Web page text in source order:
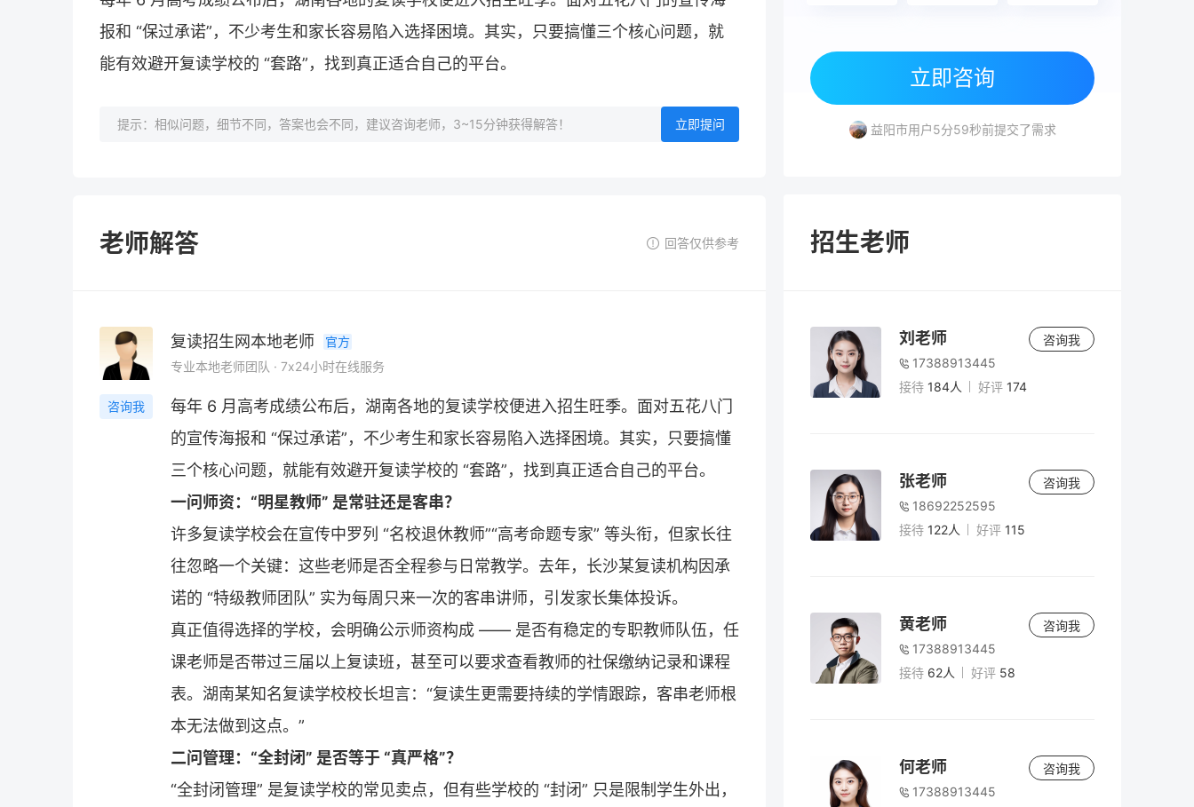
报和 “保过承诺”，不少考生和家长容易陷入选择困境。其实，只要搞懂三个核心问题，就
能有效避开复读学校的 “套路”，找到真正适合自己的平台。
提示：相似问题，细节不同，答案也会不同，建议咨询老师，3~15分钟获得解答！ 立即提问
老师解答 回答仅供参考
咨询我
复读招生网本地老师
官方
专业本地老师团队 · 7x24小时在线服务
每年 6 月高考成绩公布后，湖南各地的复读学校便进入招生旺季。面对五花八门
的宣传海报和 “保过承诺”，不少考生和家长容易陷入选择困境。其实，只要搞懂
三个核心问题，就能有效避开复读学校的 “套路”，找到真正适合自己的平台。
一问师资：“明星教师” 是常驻还是客串？
许多复读学校会在宣传中罗列 “名校退休教师”“高考命题专家” 等头衔，但家长往
往忽略一个关键：这些老师是否全程参与日常教学。去年，长沙某复读机构因承
诺的 “特级教师团队” 实为每周只来一次的客串讲师，引发家长集体投诉。
真正值得选择的学校，会明确公示师资构成 —— 是否有稳定的专职教师队伍，任
课老师是否带过三届以上复读班，甚至可以要求查看教师的社保缴纳记录和课程
表。湖南某知名复读学校校长坦言：“复读生更需要持续的学情跟踪，客串老师根
本无法做到这点。”
二问管理：“全封闭” 是否等于 “真严格”？
“全封闭管理” 是复读学校的常见卖点，但有些学校的 “封闭” 只是限制学生外出，
立即咨询
湘潭市用户3分46秒前提交了需求
岳阳市用户2分5秒前提交了需求
益阳市用户5分59秒前提交了需求
湘潭市用户4分49秒前提交了需求
招生老师
刘老师
17388913445
接待 184人 好评 174
咨询我
张老师
18692252595
接待 122人 好评 115
咨询我
黄老师
17388913445
接待 62人 好评 58
咨询我
何老师
17388913445
咨询我
5小时前
2026年复读怎么办理手续？最全流程与材料
清单（附避坑指南）
高考180分能上什么学校？2026年低分考生
出路与复读规划
复读二年值得吗？2026年高考复读两年规划
与风险全解析
老师
5小时前
2026年高考时间安排全解析：复读生如何把
老师
5小时前
男生复读两年有必要吗？深度解析复读两年
的价值、风险与决策指南（2026届参考）
2026年高考300分以下能上什么学校？专
科、高职与复读选择全解析